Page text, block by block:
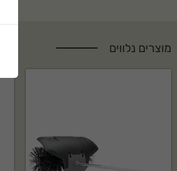
מוצרים נלווים